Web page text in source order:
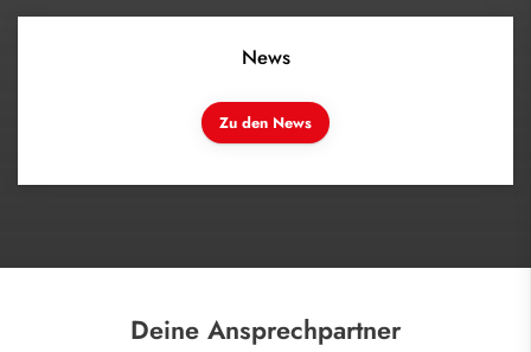
News
Zu den News
Deine Ansprechpartner